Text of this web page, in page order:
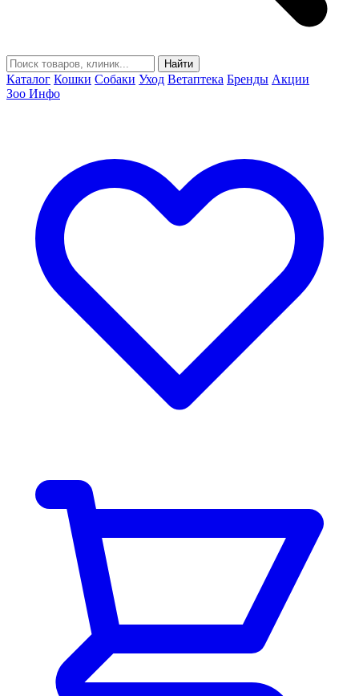
Найти
Каталог Кошки Собаки Уход Ветаптека Бренды Акции
Зоо Инфо